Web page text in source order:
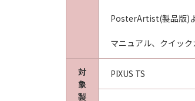
PosterArtist(製品版)
マニュアル、クイッ
対
象
製
PIXUS TS